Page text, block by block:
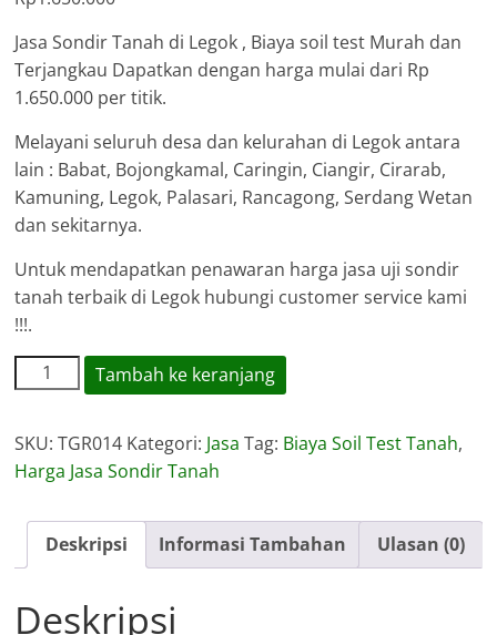
Jasa Sondir Tanah di Legok , Biaya soil test Murah dan
Terjangkau Dapatkan dengan harga mulai dari Rp
1.650.000 per titik.
Melayani seluruh desa dan kelurahan di Legok antara
lain : Babat, Bojongkamal, Caringin, Ciangir, Cirarab,
Kamuning, Legok, Palasari, Rancagong, Serdang Wetan
dan sekitarnya.
Untuk mendapatkan penawaran harga jasa uji sondir
tanah terbaik di Legok hubungi customer service kami
!!!.
Kuantitas
Harga
Sondir
Tanah
Tambah ke keranjang
SKU:TGR014 Kategori: Jasa Tag: Biaya Soil Test Tanah,
Harga Jasa Sondir Tanah
Deskripsi Informasi Tambahan Ulasan (0)
Deskripsi